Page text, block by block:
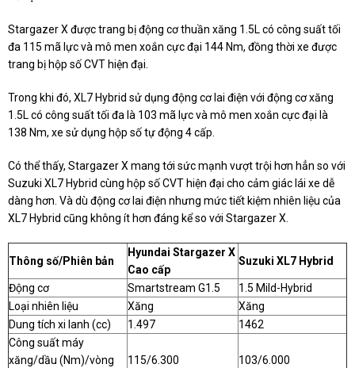
Stargazer X được trang bị động cơ thuần xăng 1.5L có công suất tối
đa 115 mã lực và mô men xoắn cực đại 144 Nm, đồng thời xe được
trang bị hộp số CVT hiện đại.
Trong khi đó, XL7 Hybrid sử dụng động cơ lai điện với động cơ xăng
1.5L có công suất tối đa là 103 mã lực và mô men xoắn cực đại là
138 Nm, xe sử dụng hộp số tự động 4 cấp.
Có thể thấy, Stargazer X mang tới sức mạnh vượt trội hơn hẳn so với
Suzuki XL7 Hybrid cùng hộp số CVT hiện đại cho cảm giác lái xe dễ
dàng hơn. Và dù động cơ lai điện nhưng mức tiết kiệm nhiên liệu của
XL7 Hybrid cũng không ít hơn đáng kể so với Stargazer X.
Thông số/Phiên bản
Hyundai Stargazer X
Cao cấp
Suzuki XL7 Hybrid
Động cơ Smartstream G1.5
1.5 Mild-Hybrid
Loại nhiên liệu
Xăng
Xăng
Dung tích xi lanh (cc)
1.497
1462
Công suất máy
xăng/dầu (Nm)/vòng
115/6.300 103/6.000